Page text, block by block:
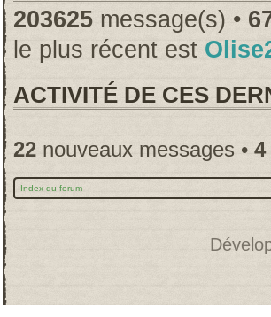
203625 message(s) •
le plus récent est
ACTIVITÉ DE CES
22 nouveaux messages • 4
Index du forum